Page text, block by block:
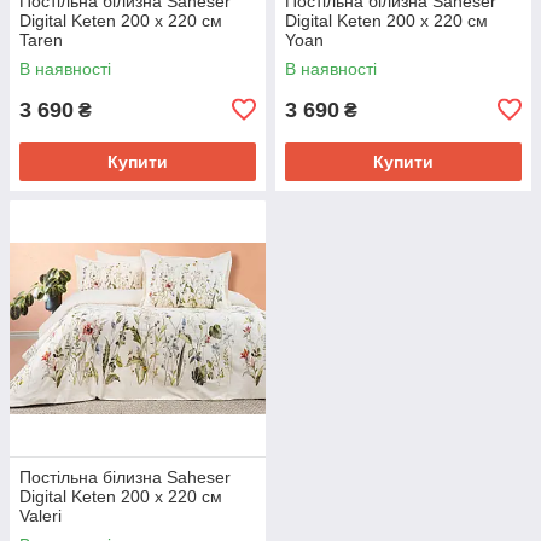
Digital Keten 200 х 220 см
Taren
В наявності
3 690 ₴
Купити
Digital Keten 200 х 220 см
Yoan
В наявності
3 690 ₴
Купити
Постільна білизна Saheser
Digital Keten 200 х 220 см
Valeri